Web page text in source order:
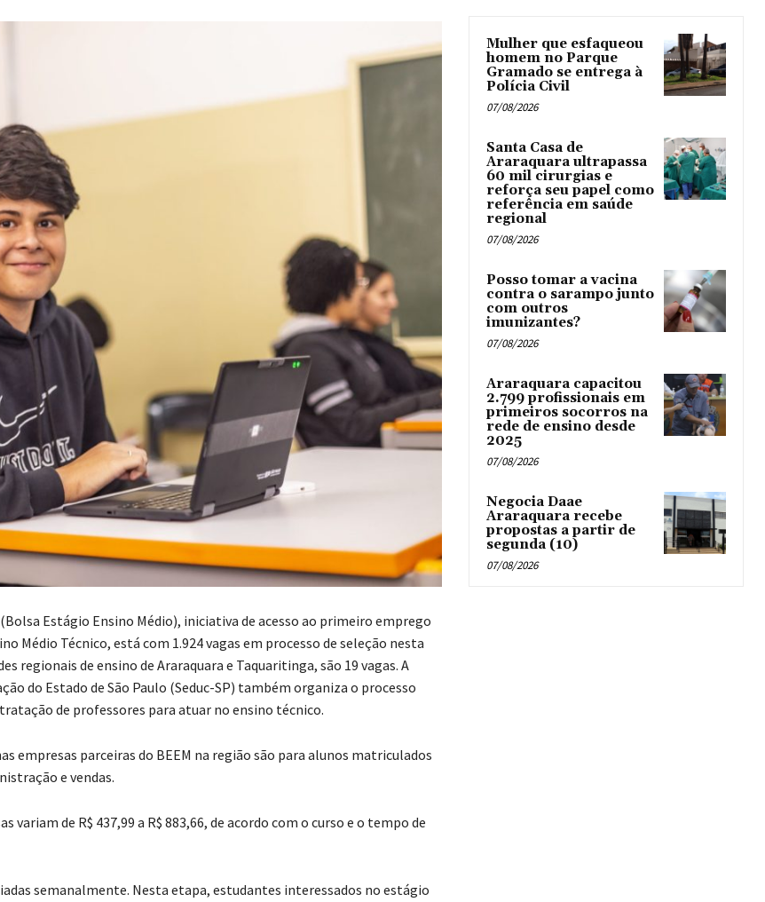
Estágio Ensino Médio), iniciativa de acesso ao primeiro emprego
Médio Técnico, está com 1.924 vagas em processo de seleção nesta
regionais de ensino de Araraquara e Taquaritinga, são 19 vagas. A
do Estado de São Paulo (Seduc-SP) também organiza o processo
de professores para atuar no ensino técnico.
empresas parceiras do BEEM na região são para alunos matriculados
e vendas.
variam de R$ 437,99 a R$ 883,66, de acordo com o curso e o tempo de
semanalmente. Nesta etapa, estudantes interessados no estágio
Mulher que esfaqueou
homem no Parque
Gramado se entrega à
Polícia Civil
07/08/2026
Santa Casa de
Araraquara ultrapassa
60 mil cirurgias e
reforça seu papel como
referência em saúde
regional
07/08/2026
Posso tomar a vacina
contra o sarampo junto
com outros
imunizantes?
07/08/2026
Araraquara capacitou
2.799 profissionais em
primeiros socorros na
rede de ensino desde
2025
07/08/2026
Negocia Daae
Araraquara recebe
propostas a partir de
segunda (10)
07/08/2026